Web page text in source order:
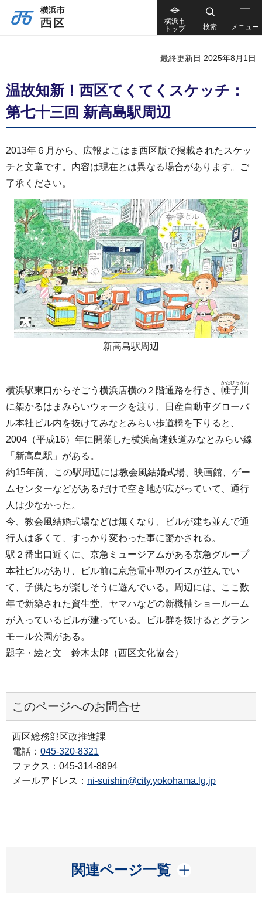
横浜市
トップ
検索 メニュー
最終更新日 2025年8月1日
温故知新！西区てくてくスケッチ：
第七十三回 新高島駅周辺
2013年６月から、広報よこはま西区版で掲載されたスケッ
チと文章です。内容は現在とは異なる場合があります。ご
了承ください。
新高島駅周辺
横浜駅東口からそごう横浜店横の２階通路を行き、 帷子
かたびら
川
がわ
に架かるはまみらいウォークを渡り、日産自動車グローバ
ル本社ビル内を抜けてみなとみらい歩道橋を下りると、
2004（平成16）年に開業した横浜高速鉄道みなとみらい線
「新高島駅」がある。
約15年前、この駅周辺には教会風結婚式場、映画館、ゲー
ムセンターなどがあるだけで空き地が広がっていて、通行
人は少なかった。
今、教会風結婚式場などは無くなり、ビルが建ち並んで通
行人は多くて、すっかり変わった事に驚かされる。
駅２番出口近くに、京急ミュージアムがある京急グループ
本社ビルがあり、ビル前に京急電車型のイスが並んでい
て、子供たちが楽しそうに遊んでいる。周辺には、ここ数
年で新築された資生堂、ヤマハなどの新機軸ショールーム
が入っているビルが建っている。ビル群を抜けるとグラン
モール公園がある。
題字・絵と文 鈴木太郎（西区文化協会）
このページへのお問合せ
西区総務部区政推進課
電話： 045-320-8321
ファクス：045-314-8894
メールアドレス： ni-suishin@city.yokohama.lg.jp
関連ページ一覧
開く